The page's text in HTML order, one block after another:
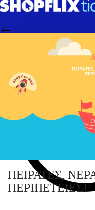
ΠΕΙΡΑΤΕΣ,
ΠΕΡΙΠΕΤΕΙΕΣ!